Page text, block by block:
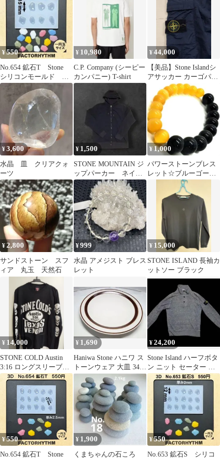
¥550
No.654 鉱石T Stone
シリコンモールド
型 レジン
¥ 10,980
C.P. Company (シーピー
カンパニー) T-shirt
¥44,000
【美品】Stone Islandシ
アサッカー カーゴパン
ツ(ショッパー付き)
¥3,600
水晶 皿 クリアクォ
ーツ
¥ 1,500
STONE MOUNTAIN ジ
ップパーカー ネイビ
ー M y2k 00s
¥1,000
パワーストーンブレス
レット☆ブルーゴール
ドストーン ゴールド
キャッツアイ
¥2,800
サンドストーン スフ
ィア 丸玉 天然石
¥999
水晶 アメジスト ブレス
レット
¥ 15,000
STONE ISLAND 長袖カ
ットソー ブラック
¥ 14,000
STONE COLD Austin
3:16 ロングスリーブT
シャツ
¥ 1,690
Haniwa Stone ハニワ ス
トーンウェア 大皿 3459
SRIANE
¥24,200
Stone Island ハーフボタ
ン ニット セーター グ
レー
¥550
No.654 鉱石T Stone
¥ 1,900
くまちゃんの石ころ
¥550
No.653 鉱石S シリコ